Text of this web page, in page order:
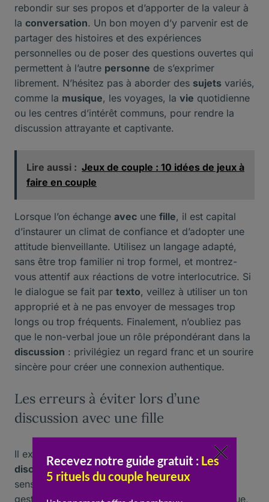
rebondir sur ses propos et d’apporter de la valeur à
la conversation. Un bon moyen d’y parvenir est de
partager des histoires et des expériences
personnelles ou de poser des questions ouvertes qui
permettent à l’autre personne de s’exprimer
librement. N’hésitez pas à aborder des sujets variés,
comme la musique, les voyages, la vie quotidienne
ou les centres d’intérêt communs, pour rendre la
discussion attrayante et captivante.
Lire aussi : Jeux de couple : 10 idées de jeux à
faire en couple
Lorsque l’on échange avec une fille, il est capital
d’instaurer un climat de confiance et d’adopter une
attitude bienveillante. Utilisez un langage adapté,
sans être trop familier ni trop formel, et montrez-
vous attentif aux réactions de votre interlocutrice. Si
le dialogue se fait par texto, veillez à utiliser un ton
approprié et à ne pas envoyer de messages trop
longs ou trop fréquents. Finalement, n’oubliez pas
que le non-verbal joue un rôle prépondérant dans la
discussion : privilégiez un regard franc et un sourire
sincère pour créer une connexion authentique.
Les erreurs à éviter lors d’une
discussion avec une fille
Il existe certaines erreurs à éviter lors d’une
discussion avecunefille, qu’il s’agisse de sujets
sensibles, de comportements inappropriés ou de
gestes maladroits. Par exemple, parler de politique,